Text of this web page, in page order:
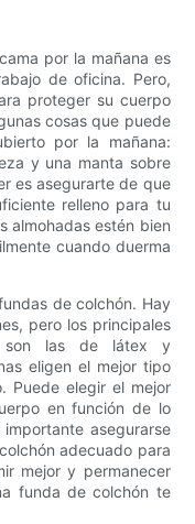
por la mañana es
de oficina. Pero,
proteger su cuerpo
cosas que puede
por la mañana:
y una manta sobre
es asegurarte de que
relleno para tu
almohadas estén bien
cuando duerma
de colchón. Hay
pero los principales
son las de látex y
eligen el mejor tipo
Puede elegir el mejor
en función de lo
asegurarse
adecuado para
mejor y permanecer
funda de colchón te